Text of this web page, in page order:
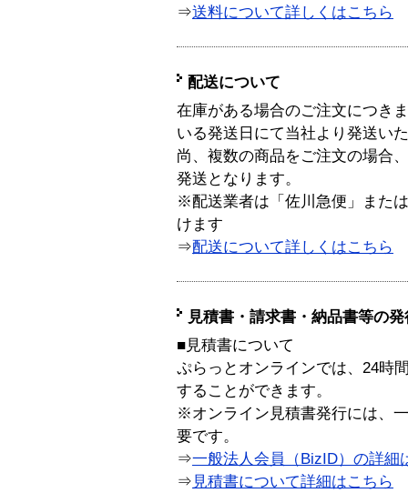
⇒送料について詳しくはこちら
配送について
在庫がある場合のご注文につき
いる発送日にて当社より発送い
尚、複数の商品をご注文の場合
発送となります。
※配送業者は「佐川急便」また
けます
⇒配送について詳しくはこちら
見積書・請求書・納品書等の
■見積書について
ぷらっとオンラインでは、24時
することができます。
※オンライン見積書発行には、
要です。
⇒一般法人会員（BizID）の詳細
⇒ 見積書について詳細はこちら